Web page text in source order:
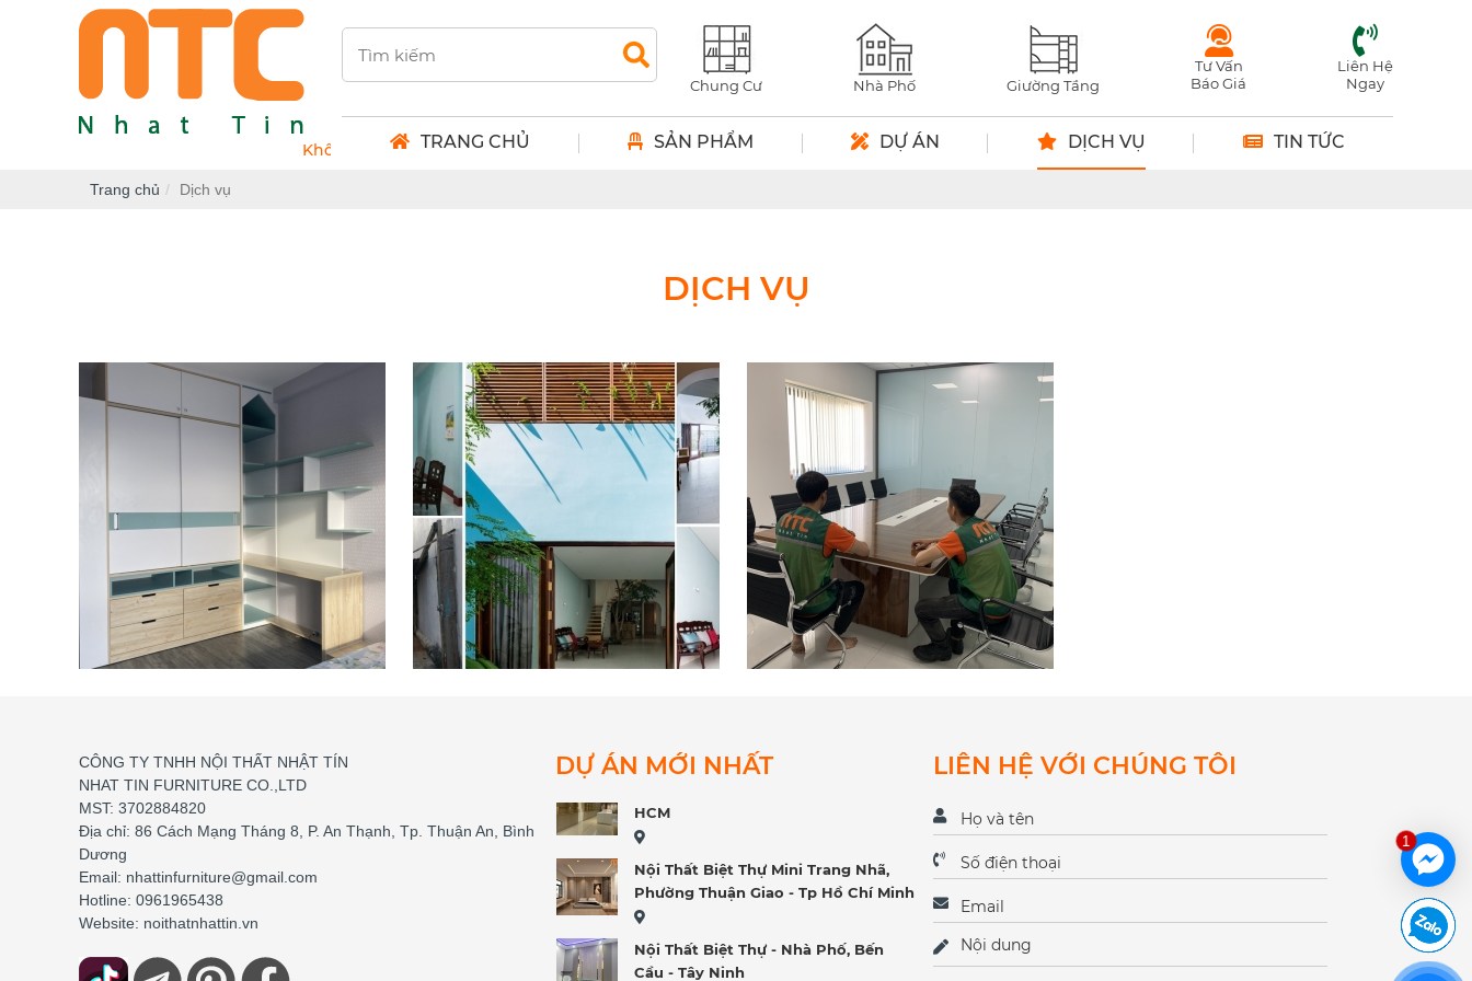
Không gian khởi nguồn sáng tạo
Chung Cư Nhà Phố Giường Tầng
Tư Vấn
Báo Giá
Liên Hệ
Ngay
TRANG CHỦ SẢN PHẨM DỰ ÁN DỊCH VỤ TIN TỨC
Trang chủ Dịch vụ
DỊCH VỤ
THIẾT KẾ THI CÔNG NỘI
THẤT NHÀ PHỐ - CHUNG
CƯ
Thiết kế nội thất nhà phố là dịch
vụ đang được rất nhiều người
kiến trúc ra đời vẫn không đáp
CẢI TẠO SỬA CHỮA NHÀ
Nhật Tín chia sẻ Kinh nghiệm cải
tạo sửa chữa nhà trọn gói chi phí
tiết kiệm. Là công ty có nhiều năm
kinh nghiệm thiết kế thi công
THIẾT KẾ - THI CÔNG NỘI
THẤT VĂN PHÒNG
Nội thất văn phòng không gian
mở, một xu hướng mới
CÔNG TY TNHH NỘI THẤT NHẬT TÍN
NHAT TIN FURNITURE CO.,LTD
MST: 3702884820
Địa chỉ: 86 Cách Mạng Tháng 8, P. An Thạnh, Tp. Thuận An, Bình
Dương
Email: nhattinfurniture@gmail.com
Hotline: 0961965438
Website: noithatnhattin.vn
DỰ ÁN MỚI NHẤT
Văn Phòng ACFC - KCN Tân Đông
Hiệp Bình Dương
KCN Tân Đông Hiệp - Bình Dương
Nhà Phố KDC Hiệp Thành
Cải Tạo Văn Phòng
Khu đô thị Đông Tăng Long, TP Thủ
HCM
Nội Thất Biệt Thự Mini Trang Nhã,
Phường Thuận Giao - Tp Hồ Chí Minh
Nội Thất Biệt Thự - Nhà Phố, Bến
Cầu - Tây Ninh
LIÊN HỆ VỚI CHÚNG TÔI
1